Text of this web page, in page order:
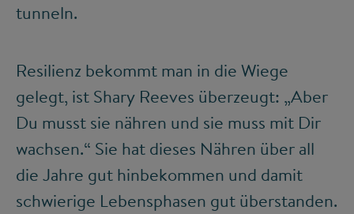
tunneln.
Resilienz bekommt man in die Wiege
gelegt, ist Shary Reeves überzeugt: „Aber
Du musst sie nähren und sie muss mit Dir
wachsen.“ Sie hat dieses Nähren über all
die Jahre gut hinbekommen und damit
schwierige Lebensphasen gut überstanden.